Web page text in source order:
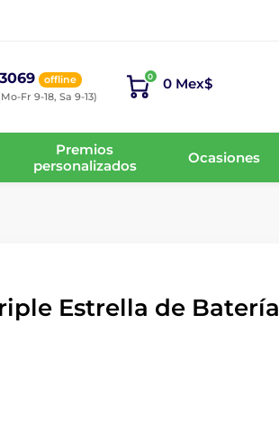
offline
Fr 9-18, Sa 9-13)
0 0 Mex$
Premios
personalizados
Ocasiones
Estrella de Batería